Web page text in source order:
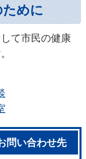
めに
て市民の健康
問い合わせ先